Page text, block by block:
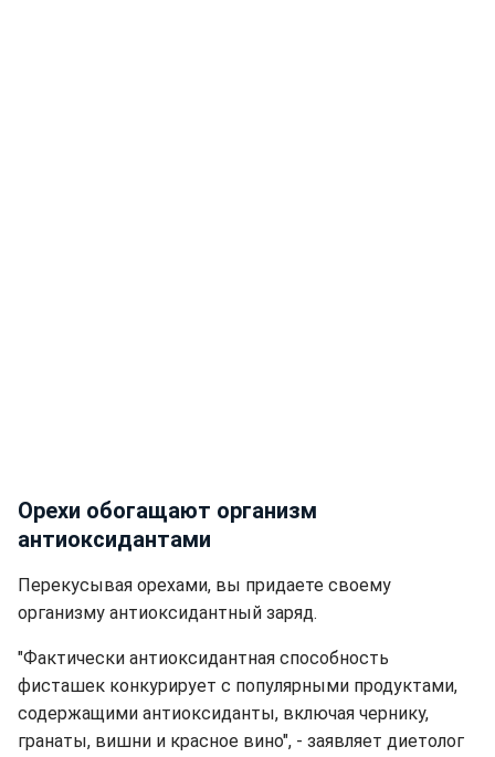
Орехи обогащают организм
антиоксидантами
Перекусывая орехами, вы придаете своему
организму антиоксидантный заряд.
"Фактически антиоксидантная способность
фисташек конкурирует с популярными продуктами,
содержащими антиоксиданты, включая чернику,
гранаты, вишни и красное вино", - заявляет диетолог